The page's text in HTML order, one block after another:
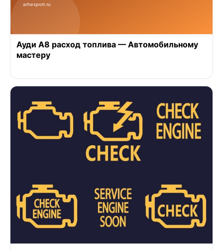
Ауди А8 расход топлива — Автомобильному
мастеру